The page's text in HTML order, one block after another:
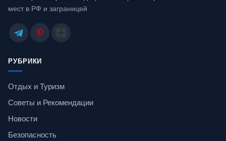
мест в РФ и заграницей
РУБРИКИ
Отдых и Туризм
Советы и Рекомендации
Новости
Безопасность